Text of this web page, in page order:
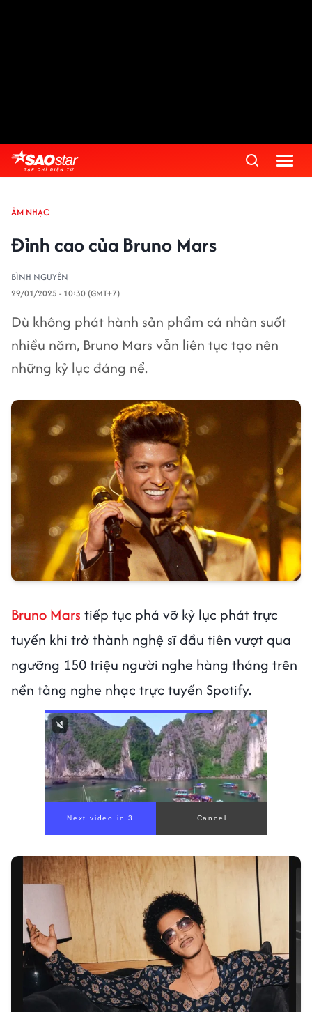
ÂM NHẠC
Đỉnh cao của Bruno Mars
BÌNH NGUYÊN
29/01/2025 - 10:30 (GMT+7)
Dù không phát hành sản phẩm cá nhân suốt
nhiều năm, Bruno Mars vẫn liên tục tạo nên
những kỷ lục đáng nể.
Bruno Mars tiếp tục phá vỡ kỷ lục phát trực
tuyến khi trở thành nghệ sĩ đầu tiên vượt qua
ngưỡng 150 triệu người nghe hàng tháng trên
nền tảng nghe nhạc trực tuyến Spotify.
00:00/ 00:56